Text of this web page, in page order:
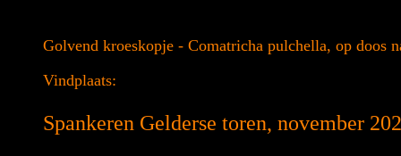
Golvend kroeskopje - Comatricha pulchella, op doos
Vindplaats:
Spankeren Gelderse toren, november